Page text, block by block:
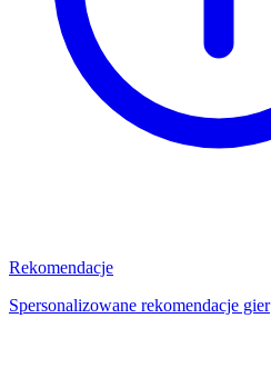
Rekomendacje
Spersonalizowane rekomendacje gier